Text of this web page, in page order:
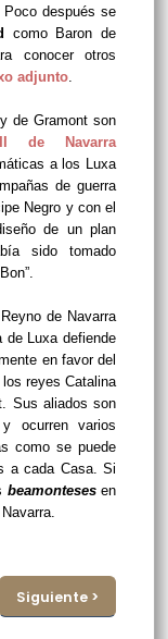
después se
como Baron de
conocer otros
adjunto.
de Gramont son
de Navarra
a los Luxa
de guerra
Negro y con el
de un plan
sido tomado
de Navarra
de Luxa defiende
en favor del
reyes Catalina
Sus aliados son
y ocurren varios
como se puede
a cada Casa. Si
beamontesesen
Siguiente >